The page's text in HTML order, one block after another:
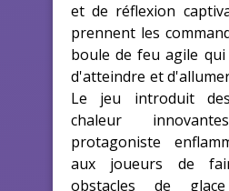
et de réflexion
prennent les
boule de feu agile
d'atteindre et
Le jeu introduit
chaleur
protagoniste
aux joueurs de
obstacles de